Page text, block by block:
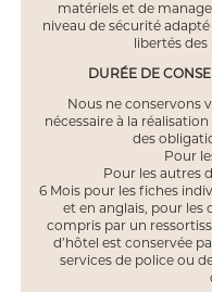
matériels et de
niveau de sécurité
libertés
DURÉE DE
Nous ne conservons
nécessaire à la
des
Pour
Pour les autres
6 Mois pour les fiches
et en anglais, pour les
compris par un
d’hôtel est conservée
services de police ou